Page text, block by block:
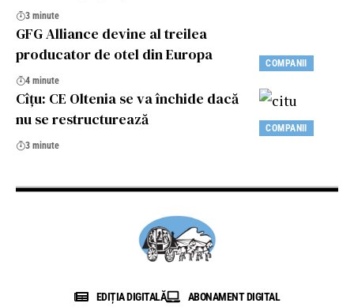
3 minute
COMPANII
GFG Alliance devine al treilea
producator de otel din Europa
4 minute
COMPANII
Cîţu: CE Oltenia se va închide dacă
nu se restructurează
3 minute
EDIȚIA DIGITALĂ
ABONAMENT DIGITAL